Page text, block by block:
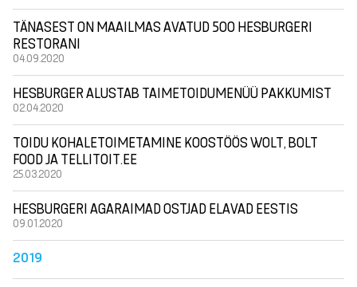
TÄNASEST ON MAAILMAS AVATUD 500 HESBURGERI
RESTORANI
04.09.2020
HESBURGER ALUSTAB TAIMETOIDUMENÜÜ PAKKUMIST
02.04.2020
TOIDU KOHALETOIMETAMINE KOOSTÖÖS WOLT, BOLT
FOOD JA TELLITOIT.EE
25.03.2020
HESBURGERI AGARAIMAD OSTJAD ELAVAD EESTIS
09.01.2020
2019